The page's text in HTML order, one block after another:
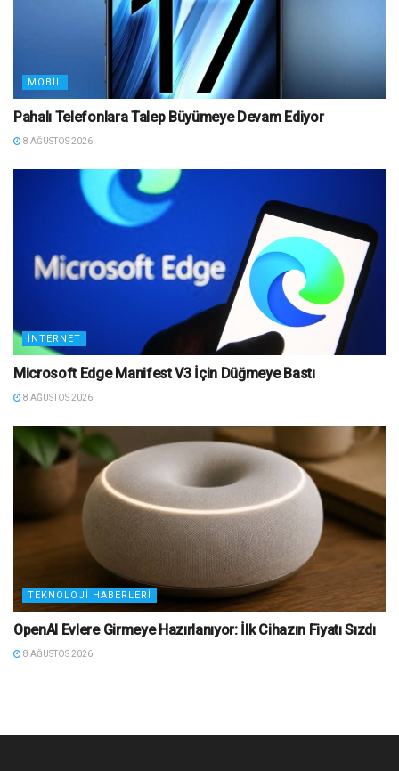
MOBIL
Pahalı Telefonlara Talep Büyümeye Devam Ediyor
8 AĞUSTOS 2026
İNTERNET
Microsoft Edge Manifest V3 İçin Düğmeye Bastı
8 AĞUSTOS 2026
TEKNOLOJI HABERLERI
OpenAI Evlere Girmeye Hazırlanıyor: İlk Cihazın Fiyatı Sızdı
8 AĞUSTOS 2026